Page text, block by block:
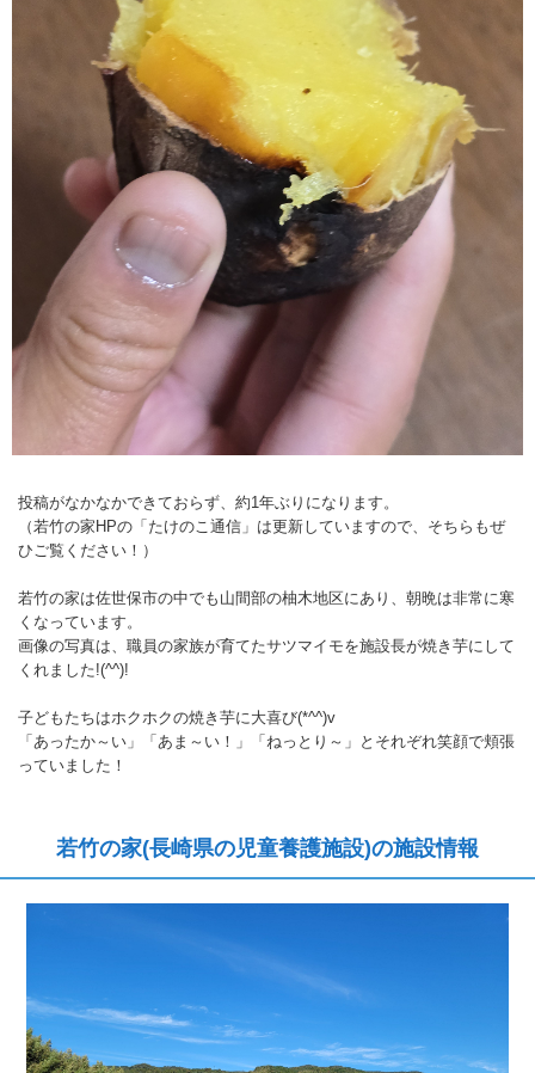
投稿がなかなかできておらず、約1年ぶりになります。
（若竹の家HPの「たけのこ通信」は更新していますので、そちらもぜ
ひご覧ください！）
若竹の家は佐世保市の中でも山間部の柚木地区にあり、朝晩は非常に寒
くなっています。
画像の写真は、職員の家族が育てたサツマイモを施設長が焼き芋にして
くれました!(^^)!
子どもたちはホクホクの焼き芋に大喜び(*^^)v
「あったか～い」「あま～い！」「ねっとり～」とそれぞれ笑顔で頬張
っていました！
若竹の家(長崎県の児童養護施設)の施設情報